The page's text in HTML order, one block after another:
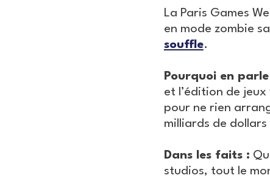
La Paris Games
en mode zombie
souffle.
Pourquoi en parle
et l’édition de jeux
pour ne rien
milliards de
Dans les faits :
studios, tout le